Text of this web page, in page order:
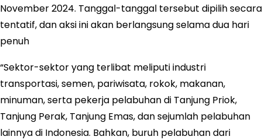
November 2024. Tanggal-tanggal tersebut dipilih secara
tentatif, dan aksi ini akan berlangsung selama dua hari
penuh
“Sektor-sektor yang terlibat meliputi industri
transportasi, semen, pariwisata, rokok, makanan,
minuman, serta pekerja pelabuhan di Tanjung Priok,
Tanjung Perak, Tanjung Emas, dan sejumlah pelabuhan
lainnya di Indonesia. Bahkan, buruh pelabuhan dari